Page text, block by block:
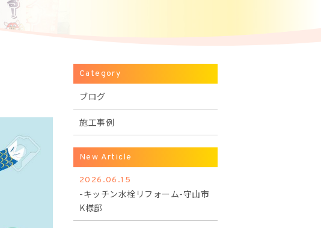
Category
ブログ
施工事例
New Article
2026.06.15
-キッチン水栓リフォーム-守山市
K様邸